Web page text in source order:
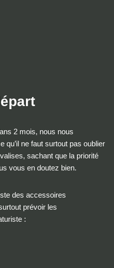
2 mois, nous nous
qu’il ne faut surtout pas oublier
sachant que la priorité
vous en doutez bien.
des accessoires
prévoir les
: